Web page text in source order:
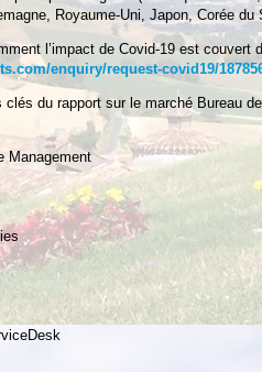
Royaume-Uni, Japon, Corée du
l’impact de Covid-19 est couvert
enquiry/request-covid19/
du rapport sur le marché Bureau
Management